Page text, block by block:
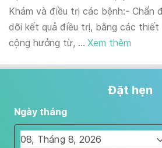
Khám và điều trị các bệnh:- Chẩn
dõi kết quả điều trị, bằng các thiết
cộng hưởng từ, ... Xem thêm
Đặt hẹn
Ngày tháng